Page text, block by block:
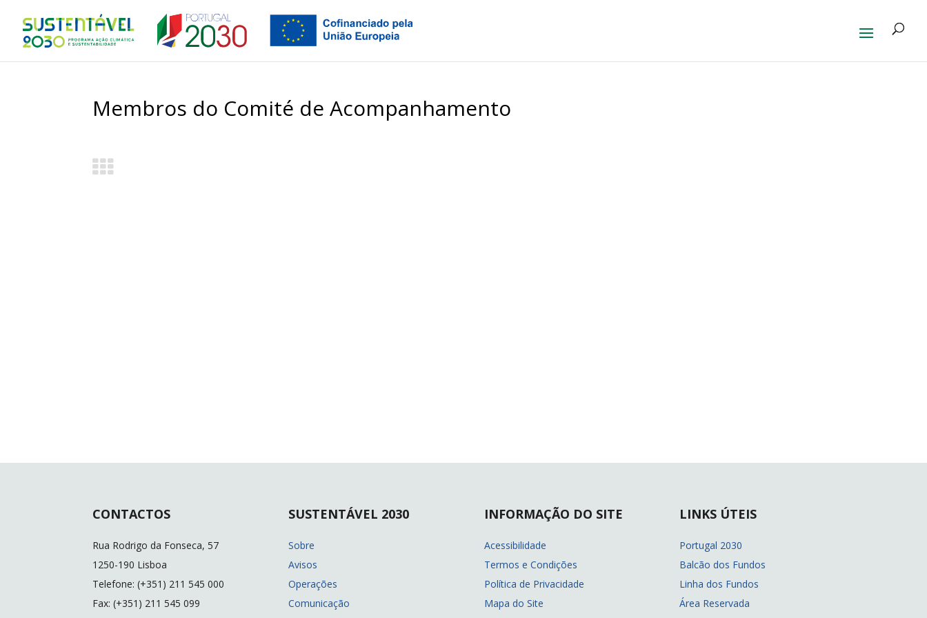
Membros do Comité de Acompanhamento
CONTACTOS
Rua Rodrigo da Fonseca, 57
1250-190 Lisboa
Telefone: (+351) 211 545 000
Fax: (+351) 211 545 099
SUSTENTÁVEL 2030
Sobre
Avisos
Operações
Comunicação
INFORMAÇÃO DO SITE
Acessibilidade
Termos e Condições
Política de Privacidade
Mapa do Site
LINKS ÚTEIS
Portugal 2030
Balcão dos Fundos
Linha dos Fundos
Área Reservada